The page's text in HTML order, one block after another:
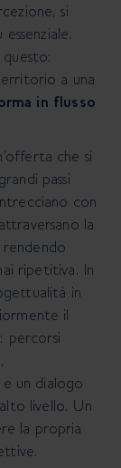
si
a una
in flusso
che si
passi
con
la
ripetitiva. In
in
il
percorsi
un dialogo
livello. Un
la propria